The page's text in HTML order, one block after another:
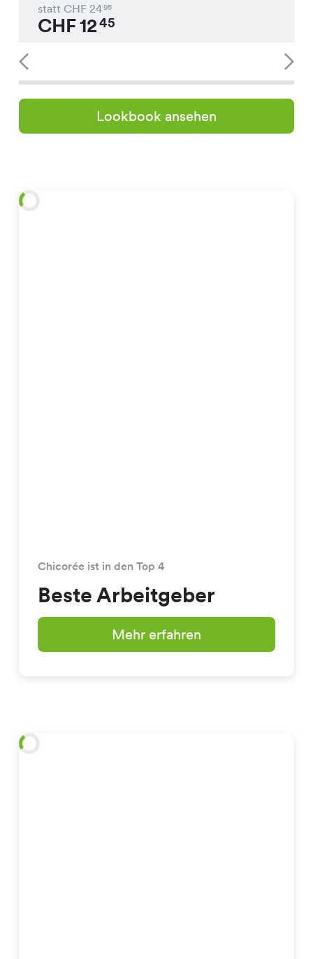
statt CHF 2495
CHF1245
Lookbook ansehen
Chicorée ist in den Top 4
Beste Arbeitgeber
Mehr erfahren